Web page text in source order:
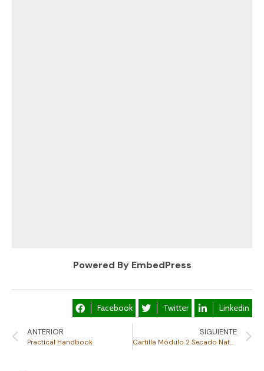
Powered By EmbedPress
Facebook Twitter Linkedin
ANTERIOR
Practical Handbook
SIGUIENTE
Cartilla Módulo 2 Secado Natural de Trozos